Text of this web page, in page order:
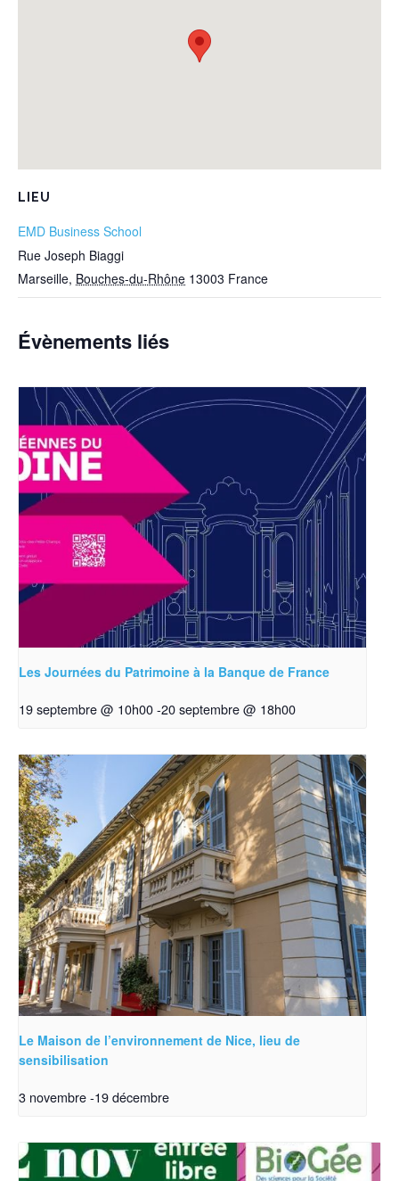
LIEU
EMD Business School
Rue Joseph Biaggi
Marseille, Bouches-du-Rhône 13003 France
Évènements liés
Les Journées du Patrimoine à la Banque de France
19 septembre @ 10h00-20 septembre @ 18h00
Le Maison de l’environnement de Nice, lieu de
sensibilisation
3 novembre-19 décembre